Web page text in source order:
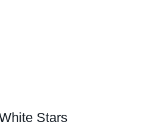
Stars